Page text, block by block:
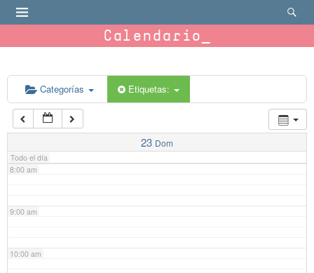
Calendario
Categorías Etiquetas:
23 Dom
Todo el día
6:00 am
7:00 am
8:00 am
9:00 am
10:00 am